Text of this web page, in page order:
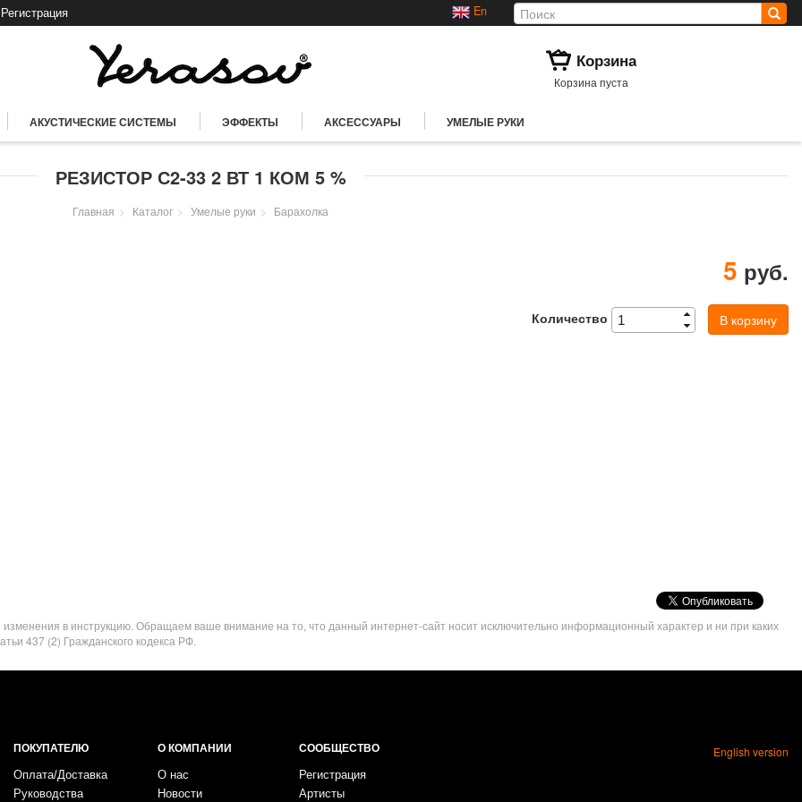
Регистрация En
Корзина
Корзина пуста
АКУСТИЧЕСКИЕ СИСТЕМЫ ЭФФЕКТЫ АКСЕССУАРЫ УМЕЛЫЕ РУКИ
РЕЗИСТОР С2-33 2 ВТ 1 КОМ 5 %
Главная Каталог Умелые руки Барахолка
5 руб.
Количество В корзину
VK
Share
Button
в инструкцию. Обращаем ваше внимание на то, что данный интернет-сайт носит исключительно информационный характер и ни при каких
437 (2) Гражданского кодекса РФ.
ПОКУПАТЕЛЮ
Оплата/Доставка
Руководства
О КОМПАНИИ
О нас
Новости
СООБЩЕСТВО
Регистрация
Артисты
English version